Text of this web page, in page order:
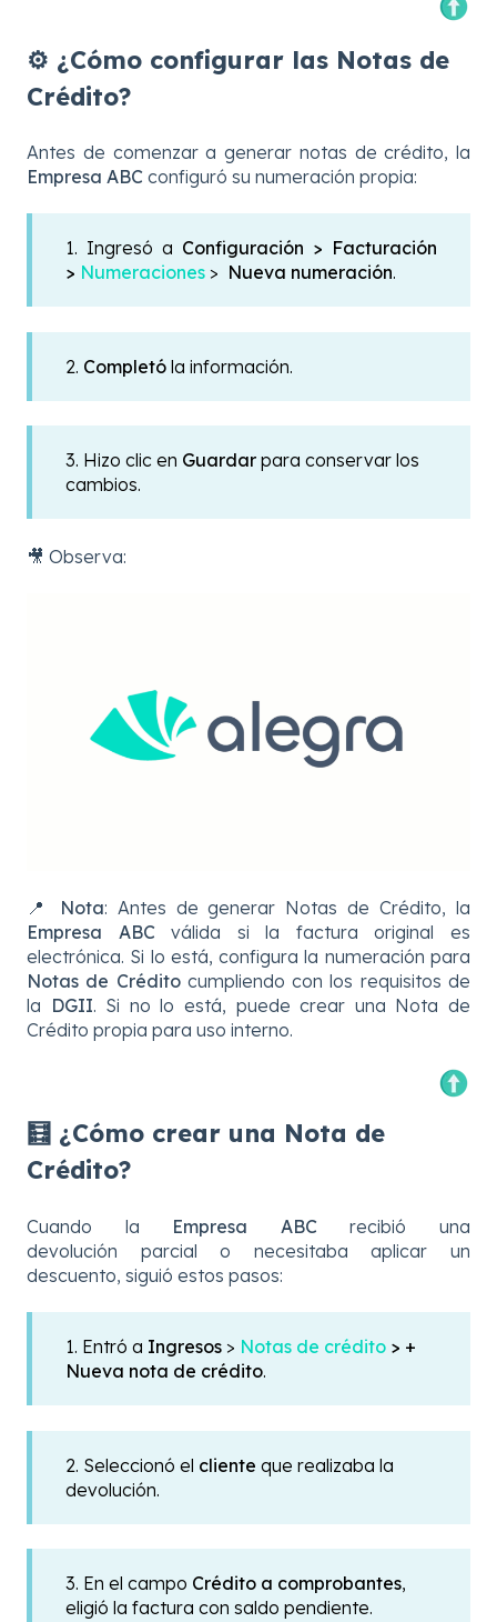
⚙️ ¿Cómo configurar las Notas de
Crédito?
Antes de comenzar a generar notas de crédito, la
Empresa ABC configuró su numeración propia:
1. Ingresó a Configuración > Facturación
> Numeraciones > Nueva numeración.
2. Completó la información.
3. Hizo clic en Guardar para conservar los
cambios.
🎥 Observa:
📍 Nota: Antes de generar Notas de Crédito, la
Empresa ABCválida si la factura original es
electrónica. Si lo está, configura la numeración para
Notas de Crédito cumpliendo con los requisitos de
la DGII. Si no lo está, puede crear una Nota de
Crédito propia para uso interno.
🧮 ¿Cómo crear una Nota de
Crédito?
Cuando la Empresa ABCrecibió una
devolución parcial o necesitaba aplicar un
descuento, siguió estos pasos:
1. Entró a Ingresos > Notas de crédito > +
Nueva nota de crédito.
2. Seleccionó el cliente que realizaba la
devolución.
3. En el campo Crédito a comprobantes,
eligió la factura con saldo pendiente.